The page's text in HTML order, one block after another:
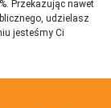
Przekazując nawet
udzielasz
jesteśmy Ci